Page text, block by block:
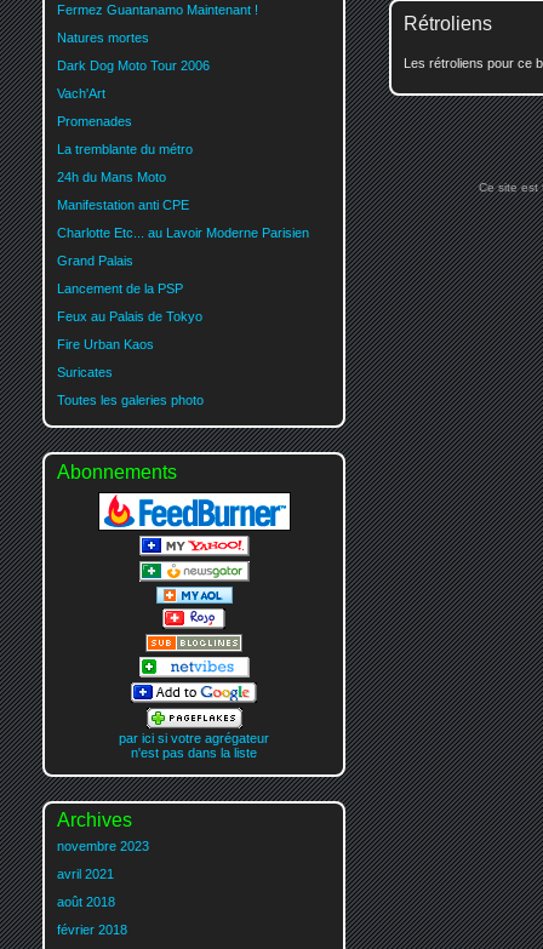
Rétroliens
Les rétroliens pour ce
Fermez Guantanamo Maintenant !
Natures mortes
Dark Dog Moto Tour 2006
Vach'Art
Promenades
La tremblante du métro
24h du Mans Moto
Manifestation anti CPE
Charlotte Etc... au Lavoir Moderne Parisien
Grand Palais
Lancement de la PSP
Feux au Palais de Tokyo
Fire Urban Kaos
Suricates
Toutes les galeries photo
Abonnements
par ici si votre agrégateur
n'est pas dans la liste
Archives
novembre 2023
avril 2021
août 2018
février 2018
Ce site est